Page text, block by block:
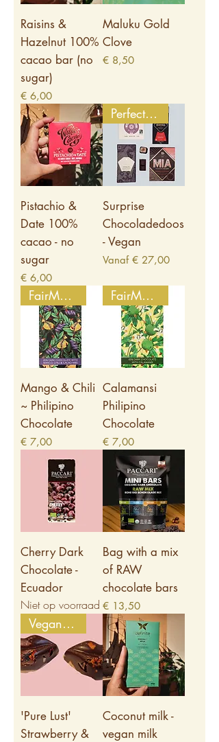
Raisins &
Hazelnut 100%
cacao bar (no
sugar)
Prijs
€ 6,00
Maluku Gold
Clove
Prijs
€ 8,50
Pistachio &
Date 100%
cacao - no
sugar
Prijs
€ 6,00
Perfect Kado!
Surprise
Chocoladedoos
- Vegan
Vanaf € 27,00
Verkoopprijs
FairMade
Mango & Chili
~ Philipino
Chocolate
Prijs
€ 7,00
FairMade
Calamansi
Philipino
Chocolate
Prijs
€ 7,00
Cherry Dark
Chocolate -
Ecuador
Niet op voorraad
Bag with a mix
of RAW
chocolate bars
Prijs
€ 13,50
Vegan Friendly
'Pure Lust'
Strawberry &
Coconut milk -
vegan milk